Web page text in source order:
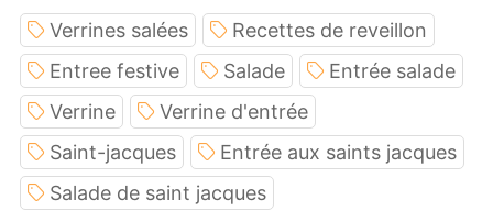
Verrines salées
Recettes de reveillon
Entree festive
Salade
Entrée salade
Verrine
Verrine d'entrée
Saint-jacques
Entrée aux saints jacques
Salade de saint jacques